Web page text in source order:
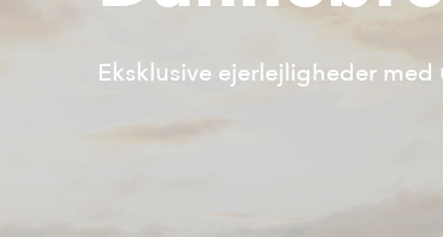
Eksklusive ejerlejligheder